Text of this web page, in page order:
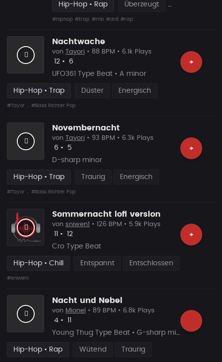
Hip-Hop • Rap Überzeugt
#hiphop #trap #rnb #drill #rap
Nachtwache
+
von Tayori • 88 BPM • 6.1k Plays
Likes
12 • Vorgeschlagen
6
UFO361 Type Beat • A minor
Hip-Hop • Trap Düster Energisch
#Tayor ... #Bass Richter Pop
Novembernacht
+
von Tayori • 93 BPM • 6.3k Plays
Likes
6 • Vorgeschlagen
5
D-sharp minor
Hip-Hop • Trap Traurig Energisch
#Tayor ... #Bass Richter Pop
Sommernacht lofi version
+
von sniwen1 • 126 BPM • 5.9k Plays
Likes
• Vorgeschlagen
12
Cro Type Beat
Hip-Hop • Chill Entspannt Entschlossen
#sniwen1
Nacht und Nebel
von Mionel • 89 BPM • 6.8k Plays
Likes
4 • Vorgeschlagen
Young Thug Type Beat • G-sharp minor
Hip-Hop • Rap Wütend Traurig